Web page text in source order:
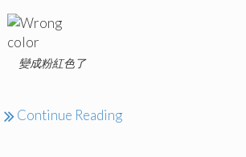
變成粉紅色了
Continue Reading